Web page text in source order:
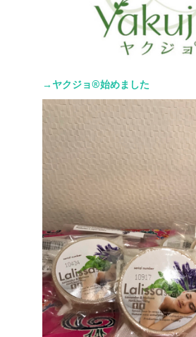
→ヤクジョ®︎始めました